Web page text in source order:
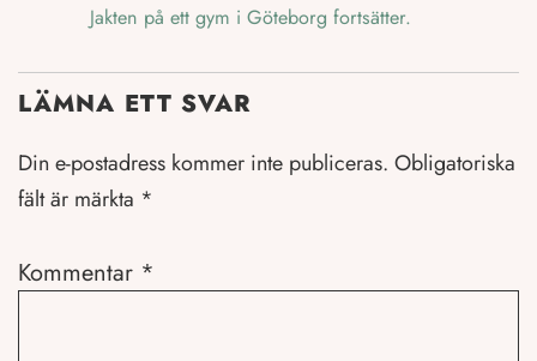
Jakten på ett gym i Göteborg fortsätter.
LÄMNA ETT SVAR
Din e-postadress kommer inte publiceras. Obligatoriska
fält är märkta *
Kommentar *